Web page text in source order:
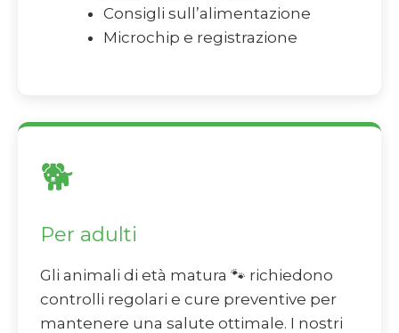
Consigli sull’alimentazione
Microchip e registrazione
🐕
Per adulti
Gli animali di età matura 🐾 richiedono
controlli regolari e cure preventive per
mantenere una salute ottimale. I nostri